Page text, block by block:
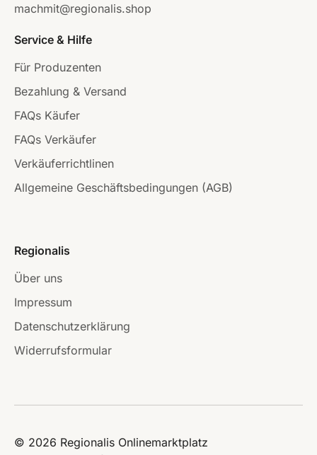
machmit@regionalis.shop
Service & Hilfe
Für Produzenten
Bezahlung & Versand
FAQs Käufer
FAQs Verkäufer
Verkäuferrichtlinen
Allgemeine Geschäftsbedingungen (AGB)
Regionalis
Über uns
Impressum
Datenschutzerklärung
Widerrufsformular
© 2026 Regionalis Onlinemarktplatz